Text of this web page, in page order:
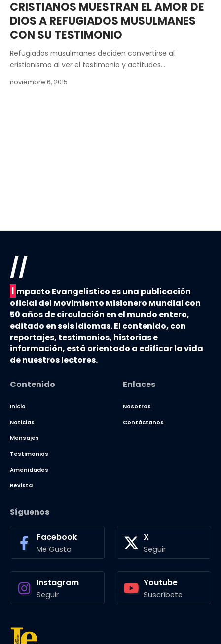
CRISTIANOS MUESTRAN EL AMOR DE
DIOS A REFUGIADOS MUSULMANES
CON SU TESTIMONIO
Refugiados musulmanes deciden convertirse al
cristianismo al ver el testimonio y actitudes…
noviembre 6, 2015
//
I mpacto Evangelístico es una publicación
oficial del Movimiento Misionero Mundial con
50 años de circulación en el mundo entero,
editado en seis idiomas. El contenido, con
reportajes, testimonios, historias e
información, está orientado a edificar la vida
de nuestros lectores.
Contenido
Inicio
Noticias
Mensajes
Testimonios
Amenidades
Revista
Enlaces
Nosotros
Contáctanos
Síguenos
Facebook
Me Gusta
X
Seguir
Instagram
Seguir
Youtube
Suscríbete